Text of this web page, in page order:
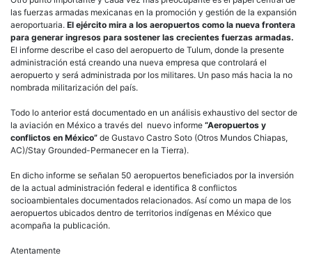
las fuerzas armadas mexicanas en la promoción y gestión de la expansión
aeroportuaria. El ejército mira a los aeropuertos como la nueva frontera
para generar ingresos para sostener las crecientes fuerzas armadas.
El informe describe el caso del aeropuerto de Tulum, donde la presente
administración está creando una nueva empresa que controlará el
aeropuerto y será administrada por los militares. Un paso más hacia la no
nombrada militarización del país.
Todo lo anterior está documentado en un análisis exhaustivo del sector de
la aviación en México a través del nuevo informe “Aeropuertos y
conflictos en México” de Gustavo Castro Soto (Otros Mundos Chiapas,
AC)/Stay Grounded-Permanecer en la Tierra).
En dicho informe se señalan 50 aeropuertos beneficiados por la inversión
de la actual administración federal e identifica 8 conflictos
socioambientales documentados relacionados. Así como un mapa de los
aeropuertos ubicados dentro de territorios indígenas en México que
acompaña la publicación.
Atentamente